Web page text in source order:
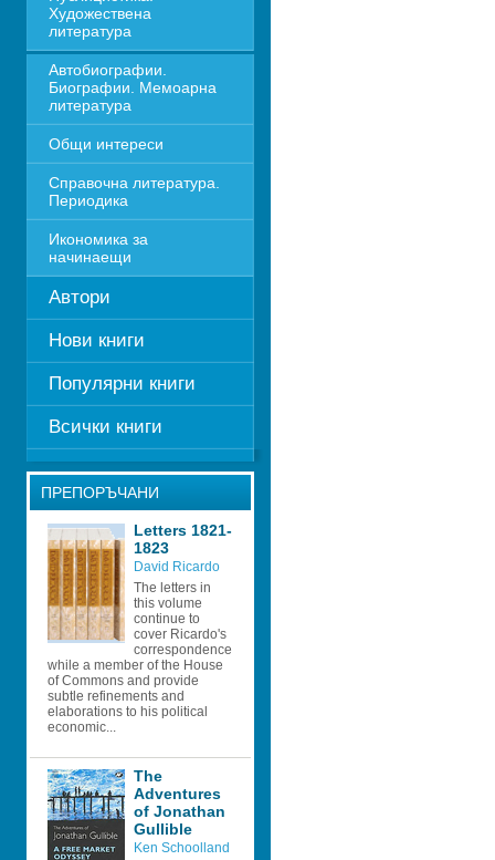
Художествена
литература
Автобиографии.
Биографии. Мемоарна
литература
Общи интереси
Справочна литература.
Периодика
Икономика за
начинаещи
Автори
Нови книги
Популярни книги
Всички книги
ПРЕПОРЪЧАНИ
Letters 1821-
1823
David Ricardo
The letters in
this volume
continue to
cover Ricardo's
correspondence
while a member of the House
of Commons and provide
subtle refinements and
elaborations to his political
economic...
The
Adventures
of Jonathan
Gullible
Ken Schoolland